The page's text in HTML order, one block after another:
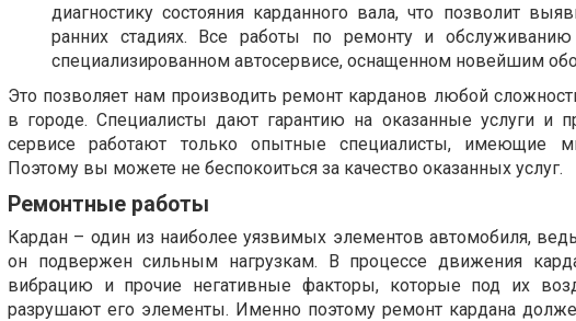
диагностику состояния карданного вала, что позволит
ранних стадиях. Все работы по ремонту и
специализированном автосервисе, оснащенном новейшим
Это позволяет нам производить ремонт карданов любой
в городе. Специалисты дают гарантию на оказанные услуги и
сервисе работают только опытные специалисты, имеющие
Поэтому вы можете не беспокоиться за качество оказанных услуг.
Ремонтные работы
Кардан – один из наиболее уязвимых элементов автомобиля,
он подвержен сильным нагрузкам. В процессе движения
вибрацию и прочие негативные факторы, которые под их
разрушают его элементы. Именно поэтому ремонт кардана